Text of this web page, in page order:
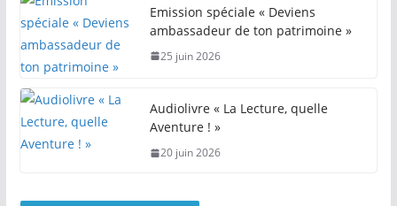
Emission spéciale « Deviens
ambassadeur de ton patrimoine »
25 juin 2026
Audiolivre « La Lecture, quelle
Aventure ! »
20 juin 2026